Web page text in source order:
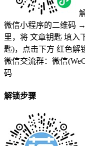
微信小程序的二维码 →
里，将 文章钥匙 填入
匙)，点击下方 红色解
微信交流群：微信
码
解锁步骤